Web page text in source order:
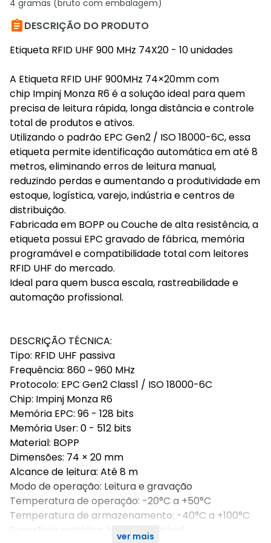
4 gramas (bruto com embalagem)
DESCRIÇÃO DO PRODUTO
Etiqueta RFID UHF 900 MHz 74X20 - 10 unidades
A Etiqueta RFID UHF 900MHz 74×20mm com
chip Impinj Monza R6 é a solução ideal para quem
precisa de leitura rápida, longa distância e controle
total de produtos e ativos.
Utilizando o padrão EPC Gen2 / ISO 18000-6C, essa
etiqueta permite identificação automática em até 8
metros, eliminando erros de leitura manual,
reduzindo perdas e aumentando a produtividade em
estoque, logística, varejo, indústria e centros de
distribuição.
Fabricada em BOPP ou Couche de alta resistência, a
etiqueta possui EPC gravado de fábrica, memória
programável e compatibilidade total com leitores
RFID UHF do mercado.
Ideal para quem busca escala, rastreabilidade e
automação profissional.
DESCRIÇÃO TÉCNICA:
Tipo: RFID UHF passiva
Frequência: 860 ~ 960 MHz
Protocolo: EPC Gen2 Class1 / ISO 18000-6C
Chip: Impinj Monza R6
Memória EPC: 96 - 128 bits
Memória User: 0 - 512 bits
Material: BOPP
Dimensões: 74 × 20 mm
Alcance de leitura: Até 8 m
Modo de operação: Leitura e gravação
Temperatura de operação: -20°C a +50°C
Temperatura de armazenamento: -40°C a +100°C
Superfície metálica: Não compatível
ver mais